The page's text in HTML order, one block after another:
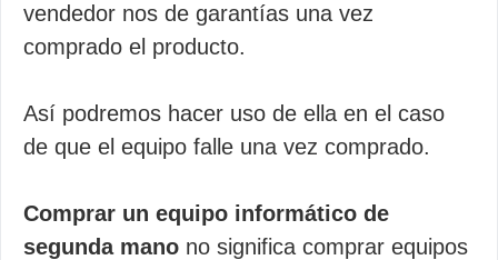
vendedor nos de garantías una vez
comprado el producto.
Así podremos hacer uso de ella en el caso
de que el equipo falle una vez comprado.
Comprar un equipo informático de
segunda mano no significa comprar equipos